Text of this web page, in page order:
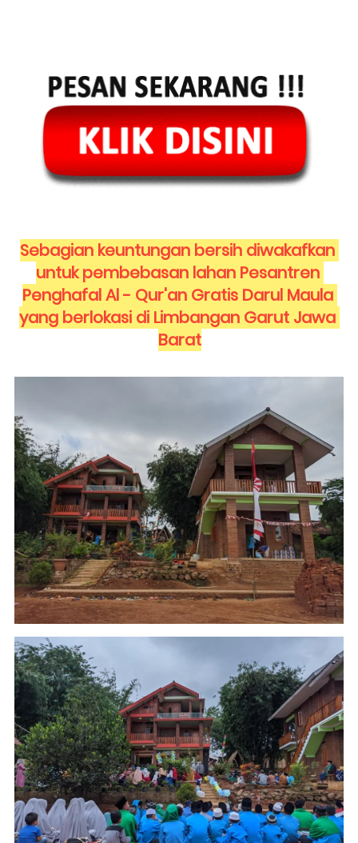
Sebagian keuntungan bersih diwakafkan
untuk pembebasan lahan Pesantren
Penghafal Al - Qur'an Gratis Darul Maula
yang berlokasi di Limbangan Garut Jawa
Barat